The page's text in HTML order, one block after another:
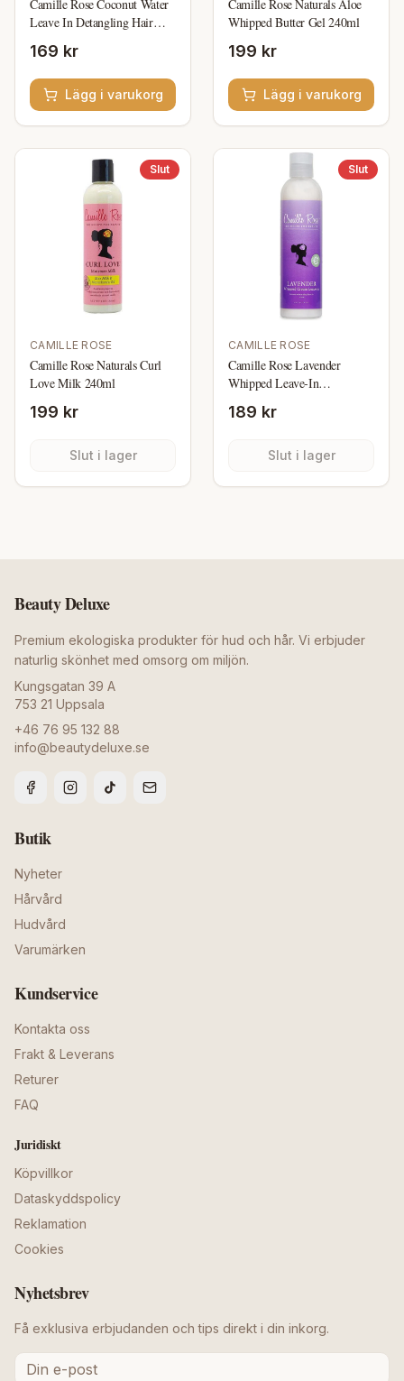
Camille Rose Coconut Water
Leave In Detangling Hair
169 kr
Lägg i varukorg
Camille Rose Naturals Aloe
Whipped Butter Gel 240ml
199 kr
Lägg i varukorg
Slut
CAMILLE ROSE
Camille Rose Naturals Curl
Love Milk 240ml
199 kr
Slut i lager
Slut
CAMILLE ROSE
Camille Rose Lavender
Whipped Leave-In
189 kr
Slut i lager
Beauty Deluxe
Premium ekologiska produkter för hud och hår. Vi erbjuder
naturlig skönhet med omsorg om miljön.
Kungsgatan 39 A
753 21 Uppsala
+46 76 95 132 88
info@beautydeluxe.se
Butik
Nyheter
Hårvård
Hudvård
Varumärken
Kundservice
Kontakta oss
Frakt & Leverans
Returer
FAQ
Juridiskt
Köpvillkor
Dataskyddspolicy
Reklamation
Cookies
Nyhetsbrev
Få exklusiva erbjudanden och tips direkt i din inkorg.